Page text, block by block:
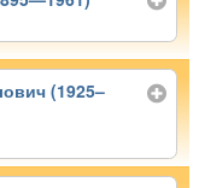
(1925–